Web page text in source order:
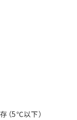
（5℃以下）